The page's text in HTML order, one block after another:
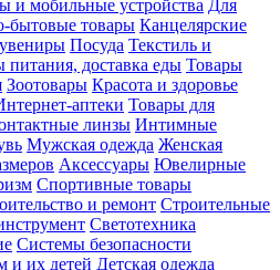
и мобильные устройства Для
бытовые товары Канцелярские
Посуда Текстиль и
питания, доставка еды Товары
Зоотовары Красота и здоровье
аптеки Товары для
линзы Интимные
Мужская одежда Женская
Аксессуары Ювелирные
Спортивные товары
и ремонт Строительные
Светотехника
Системы безопасности
и их детей Детская одежда